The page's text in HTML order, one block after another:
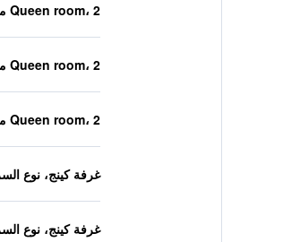
Queen room، 2 من أسرّة الكوين
Queen room، 2 من أسرّة الكوين
Queen room، 2 من أسرّة الكوين
غرفة كينج، نوع
غرفة كينج، نوع